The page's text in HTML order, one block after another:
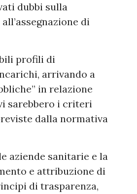
dubbi sulla
di
profili di
arrivando a
in relazione
sarebbero i criteri
dalla normativa
aziende sanitarie e la
e attribuzione di
di trasparenza,